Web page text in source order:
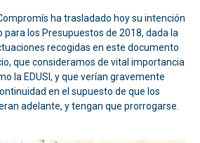
ha trasladado hoy su intención
para los Presupuestos de 2018, dada la
recogidas en este documento
que consideramos de vital importancia
la EDUSI, y que verían gravemente
en el supuesto de que los
adelante, y tengan que prorrogarse.